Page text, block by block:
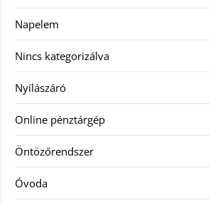
Napelem
Nincs kategorizálva
Nyílászáró
Online pénztárgép
Öntözőrendszer
Óvoda